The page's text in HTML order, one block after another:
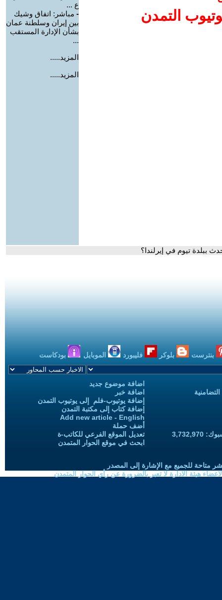
التمدن
ع ...
- مباشر: اتفاق وشيك
بين إيران وسلطنة عمان
بشأن الإدارة المستقب
...
المزيد.....
المزيد.....
ببلدة تيوم في إيرلندا؟
بنترست بلوكر فليبورد الموبايل بودكاست
اضافة موضوع جديد
اضافة خبر
إضافة يوتيوب-فلم إلى يوتيوب التمدن
إضافة كتاب إلى مكتبة التمدن
Add new article - English
أضف حملة
تعديل الموقع الفرعي للكاتب-ة
ابحث في موقع الحوار المتمدن
متاحة للجميع مع الإشارة إلى المصدر
هيئة الادارة لا تعبر بالضرورة عن رأي الحوار المتمدن